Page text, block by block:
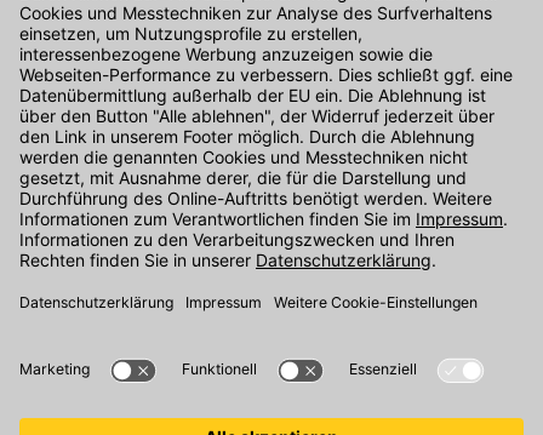
Kontakt
Unser Onlineshop Team ist montags bis freitags von 08:00 - 17:00
Uhr unter der Telefonnummer07071 / 151-151für Sie erreichbar.
Alternativ können Sie unser Kontaktformular nutzen.
Den Kontakt direkt in unsere Niederlassungen finden Sie